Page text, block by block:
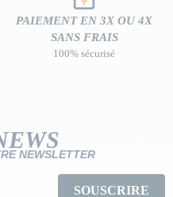
PAIEMENT EN 3X OU 4X
SANS FRAIS
100% sécurisé
NEWSLETTER
SOUSCRIRE